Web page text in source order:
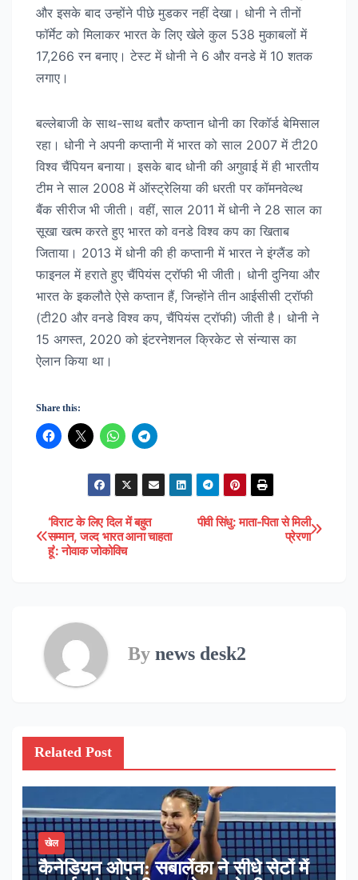
और इसके बाद उन्होंने पीछे मुडकर नहीं देखा। धोनी ने तीनों
फॉर्मेट को मिलाकर भारत के लिए खेले कुल 538 मुकाबलों में
17,266 रन बनाए। टेस्ट में धोनी ने 6 और वनडे में 10 शतक
लगाए।
बल्लेबाजी के साथ-साथ बतौर कप्तान धोनी का रिकॉर्ड बेमिसाल
रहा। धोनी ने अपनी कप्तानी में भारत को साल 2007 में टी20
विश्व चैंपियन बनाया। इसके बाद धोनी की अगुवाई में ही भारतीय
टीम ने साल 2008 में ऑस्ट्रेलिया की धरती पर कॉमनवेल्थ
बैंक सीरीज भी जीती। वहीं, साल 2011 में धोनी ने 28 साल का
सूखा खत्म करते हुए भारत को वनडे विश्व कप का खिताब
जिताया। 2013 में धोनी की ही कप्तानी में भारत ने इंग्लैंड को
फाइनल में हराते हुए चैंपियंस ट्रॉफी भी जीती। धोनी दुनिया और
भारत के इकलौते ऐसे कप्तान हैं, जिन्होंने तीन आईसीसी ट्रॉफी
(टी20 और वनडे विश्व कप, चैंपियंस ट्रॉफी) जीती है। धोनी ने
15 अगस्त, 2020 को इंटरनेशनल क्रिकेट से संन्यास का
ऐलान किया था।
Share this:
Post
navigation
पीवी सिंधु: माता-पिता से मिली
प्रेरणा
‘विराट के लिए दिल में बहुत
सम्मान, जल्द भारत आना चाहता
हूं’: नोवाक जोकोविच
By news desk2
Related Post
खेल
कैनेडियन ओपन: सबालेंका ने सीधे सेटों में